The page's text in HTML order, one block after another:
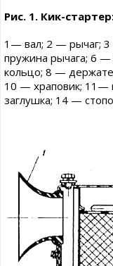
Рис. 1. Кик-
1— вал; 2 — рычаг; 3
пружина рычага; 6
кольцо; 8 —
10 — храповик; 11—
заглушка; 14 —